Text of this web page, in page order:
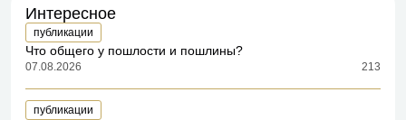
Интересное
публикации
Что общего у пошлости и пошлины?
07.08.2026 213
публикации